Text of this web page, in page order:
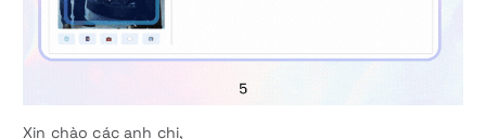
Xin chào các anh chị,